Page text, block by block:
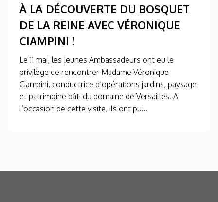
À LA DÉCOUVERTE DU BOSQUET
DE LA REINE AVEC VÉRONIQUE
CIAMPINI !
Le 11 mai, les Jeunes Ambassadeurs ont eu le
privilège de rencontrer Madame Véronique
Ciampini, conductrice d’opérations jardins, paysage
et patrimoine bâti du domaine de Versailles. A
l’occasion de cette visite, ils ont pu...